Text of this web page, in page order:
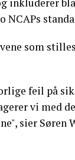
inkluderer
NCAPs
som
feil på
vi med
sier Søren